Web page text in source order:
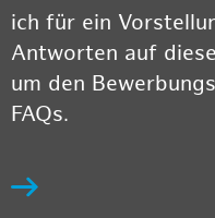
ich für ein
Antworten auf
um den
FAQs.